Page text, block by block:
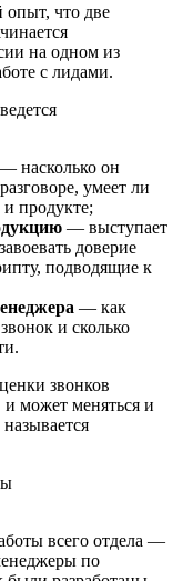
опыт, что две
на одном из
с лидами.
― насколько он
умеет ли
и продукте;
― выступает
доверие
подводящие к
― как
и сколько
звонков
может меняться и
всего отдела ―
по